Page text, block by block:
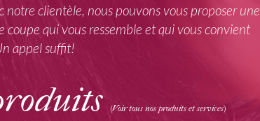
notre clientèle, nous pouvons vous proposer une
coupe qui vous ressemble et qui vous convient
appel suffit!
(Voir tous nos produits et services)